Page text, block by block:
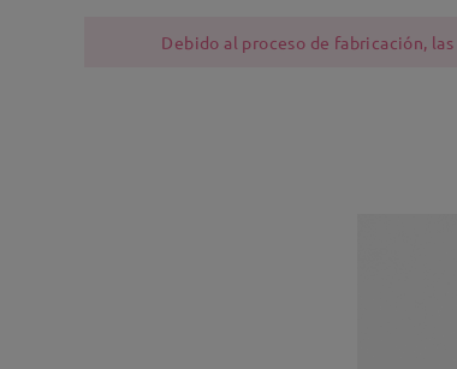
Debido al proceso de fabricación,